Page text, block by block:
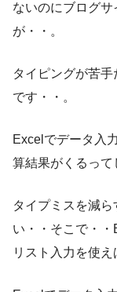
ないのにブログ
が・・。
タイピングが苦
です・・。
Excelでデータ入
算結果がくるって
タイプミスを減
い・・そこで・・
リスト入力を使え